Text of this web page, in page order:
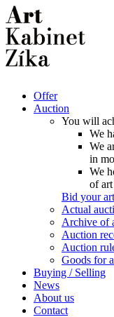
Offer
Auction
You will
We
We
in
We
of
Bid your
Actual
Archive of
Auction
Auction
Goods for
Buying / Selling
News
About us
Contact